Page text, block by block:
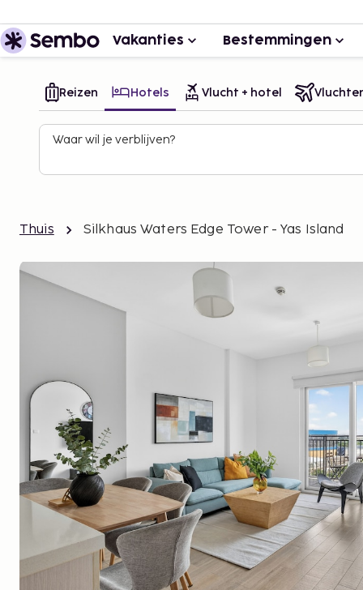
Vakanties Bestemmingen
Reizen Hotels Vlucht + hotel
Waar wil je verblijven?
Thuis Silkhaus Waters Edge Tower - Yas Island